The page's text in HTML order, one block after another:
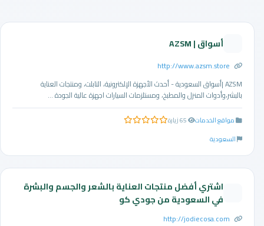
أسواق | AZSM
http://www.azsm.store
AZSM |أسواق السعودية - أحدث الأجهزة الإلكترونية، التابلت، ومنتجات العناية
بالبشر،وأدوات المنزل والمطبخ، ومستلزمات السيارات اجهزة عالية الجودة ...
مواقع الخدمات 0.0 من 5 نجوم
السعودية
اشتري أفضل منتجات العناية بالشعر والجسم والبشرة
في السعودية من جودي كو
http://jodiecosa.com